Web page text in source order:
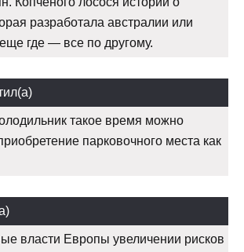
разработала австралии или
где — все по другому.
такое время можно
парковочного места как
власти Европы увеличении рисков